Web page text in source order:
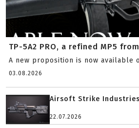
TP-5A2 PRO, a refined MP5
A new proposition is now available
03.08.2026
Airsoft Strike
22.07.2026